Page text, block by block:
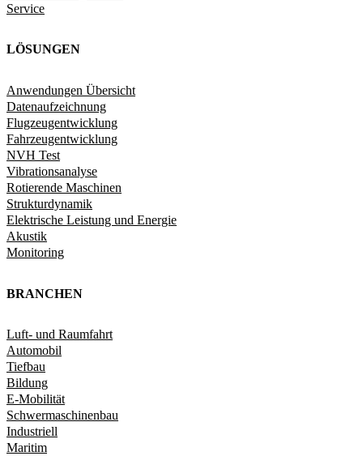
Service
LÖSUNGEN
Anwendungen Übersicht
Datenaufzeichnung
Flugzeugentwicklung
Fahrzeugentwicklung​
NVH Test
Vibrationsanalyse
Rotierende Maschinen
Strukturdynamik​
Elektrische Leistung und Energie​
Akustik
Monitoring
BRANCHEN
Luft- und Raumfahrt
Automobil
Tiefbau
Bildung
E-Mobilität
Schwermaschinenbau
Industriell
Maritim